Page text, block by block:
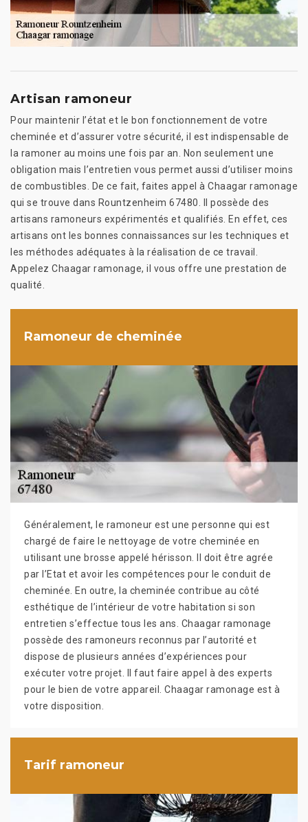
Artisan ramoneur
Pour maintenir l’état et le bon fonctionnement de votre
cheminée et d’assurer votre sécurité, il est indispensable de
la ramoner au moins une fois par an. Non seulement une
obligation mais l’entretien vous permet aussi d’utiliser moins
de combustibles. De ce fait, faites appel à Chaagar ramonage
qui se trouve dans Rountzenheim 67480. Il possède des
artisans ramoneurs expérimentés et qualifiés. En effet, ces
artisans ont les bonnes connaissances sur les techniques et
les méthodes adéquates à la réalisation de ce travail.
Appelez Chaagar ramonage, il vous offre une prestation de
qualité.
Ramoneur de cheminée
Généralement, le ramoneur est une personne qui est
chargé de faire le nettoyage de votre cheminée en
utilisant une brosse appelé hérisson. Il doit être agrée
par l’Etat et avoir les compétences pour le conduit de
cheminée. En outre, la cheminée contribue au côté
esthétique de l’intérieur de votre habitation si son
entretien s’effectue tous les ans. Chaagar ramonage
possède des ramoneurs reconnus par l’autorité et
dispose de plusieurs années d’expériences pour
exécuter votre projet. Il faut faire appel à des experts
pour le bien de votre appareil. Chaagar ramonage est à
votre disposition.
Tarif ramoneur